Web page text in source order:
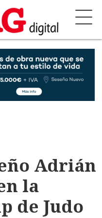
Adrián
la
de Judo